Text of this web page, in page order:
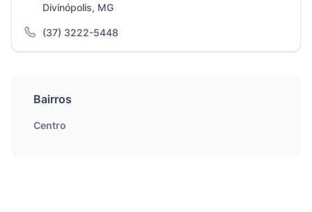
Divinópolis, MG
(37) 3222-5448
Bairros
Centro